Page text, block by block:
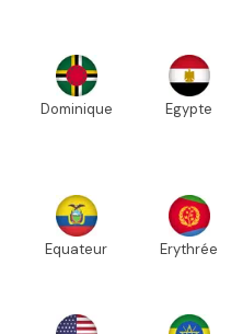
Dominique Egypte
Equateur Erythrée